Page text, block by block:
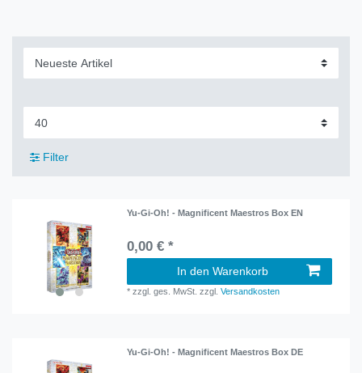
Filter
Yu-Gi-Oh! - Magnificent Maestros Box EN
0,00 € *
In den Warenkorb
*zzgl. ges. MwSt. zzgl.Versandkosten
Yu-Gi-Oh! - Magnificent Maestros Box DE